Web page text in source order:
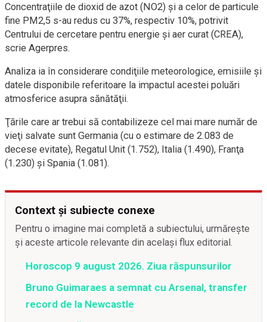
Concentraţiile de dioxid de azot (NO2) şi a celor de particule
fine PM2,5 s-au redus cu 37%, respectiv 10%, potrivit
Centrului de cercetare pentru energie şi aer curat (CREA),
scrie Agerpres.
Analiza ia în considerare condiţiile meteorologice, emisiile şi
datele disponibile referitoare la impactul acestei poluări
atmosferice asupra sănătăţii.
Ţările care ar trebui să contabilizeze cel mai mare număr de
vieţi salvate sunt Germania (cu o estimare de 2.083 de
decese evitate), Regatul Unit (1.752), Italia (1.490), Franţa
(1.230) şi Spania (1.081).
Context și subiecte conexe
Pentru o imagine mai completă a subiectului, urmărește
și aceste articole relevante din același flux editorial.
Horoscop 9 august 2026. Ziua răspunsurilor
Bruno Guimaraes a semnat cu Arsenal, transfer
record de la Newcastle